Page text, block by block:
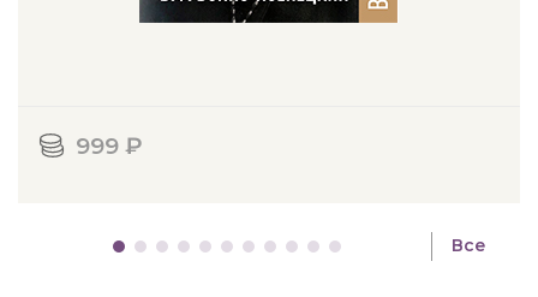
999 ₽
Все